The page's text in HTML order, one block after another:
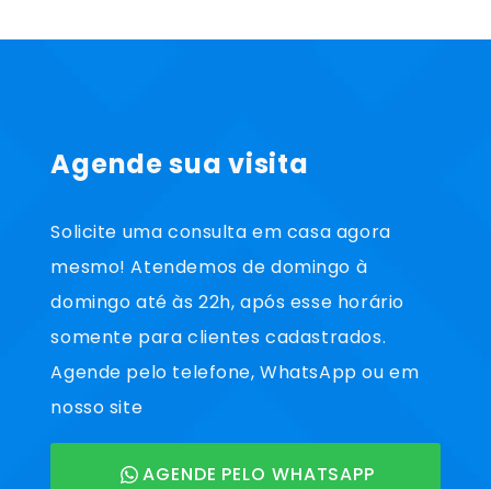
Agende sua visita
Solicite uma consulta em casa agora
mesmo! Atendemos de domingo à
domingo até às 22h, após esse horário
somente para clientes cadastrados.
Agende pelo telefone, WhatsApp ou em
nosso site
AGENDE PELO WHATSAPP